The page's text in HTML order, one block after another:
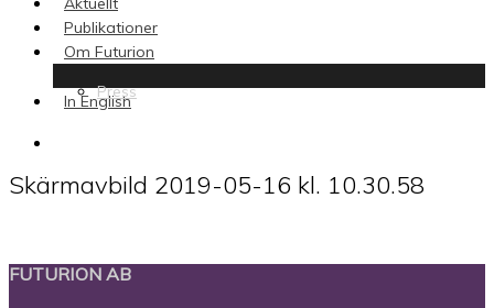
Publikationer
Om Futurion
Press
In English
Skärmavbild 2019-05-16 kl. 10.30.58
FUTURION AB